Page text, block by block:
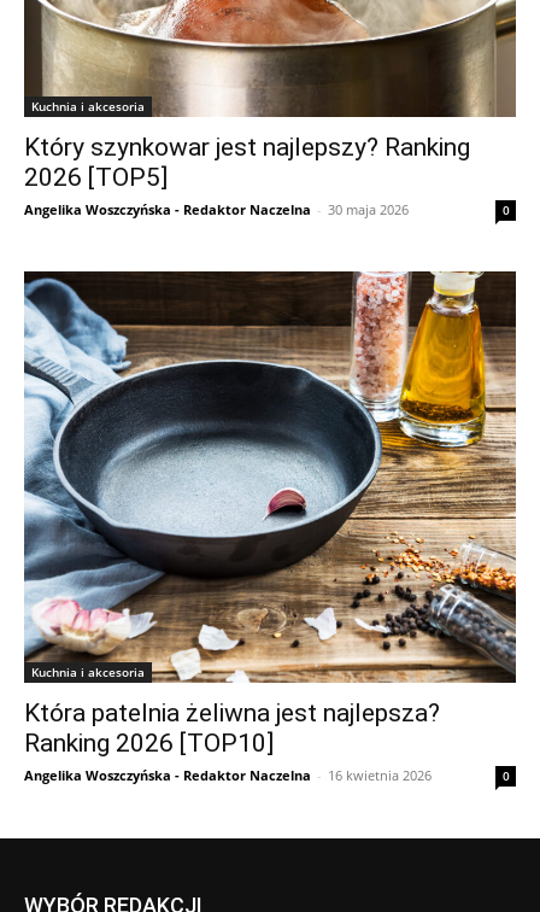
Kuchnia i akcesoria
Który szynkowar jest najlepszy? Ranking
2026 [TOP5]
Angelika Woszczyńska - Redaktor Naczelna - 30 maja 2026 0
Kuchnia i akcesoria
Która patelnia żeliwna jest najlepsza?
Ranking 2026 [TOP10]
Angelika Woszczyńska - Redaktor Naczelna - 16 kwietnia 2026 0
WYBÓR REDAKCJI